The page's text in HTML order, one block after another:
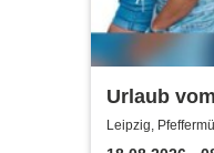
Urlaub
Leipziger
Leipzig,